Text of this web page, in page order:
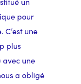
pour
C’est une
plus
avec une
a obligé